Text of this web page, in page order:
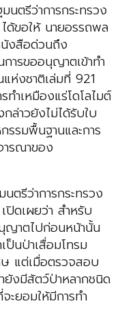
ตรีว่าการกระทรวง
ด้ขอให้ นายอรรถพล
งสือด่วนถึง
ารขออนุญาตเข้าทำ
แห่งชาติเล่มที่ 921
ำเหมืองแร่โดโลไมต์
ล่าวยังไม่ได้รับใบ
รมพื้นฐานและการ
รณาของ
รีว่าการกระทรวง
ปิดเผยว่า สำหรับ
ญาตไปก่อนหน้านั้น
ป็นป่าเสื่อมโทรม
แต่เมื่อตรวจสอบ
งมีสัตว์ป่าหลากชนิด
ะยอมให้มีการทำ